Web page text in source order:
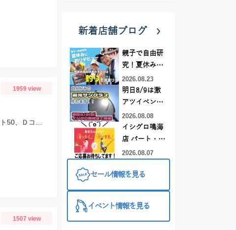
1959 view
1507 view
新着店舗ブログ
親子で自由研
究！夏休みに
釣りデビュー
2026.08.23
明日8/9は激
アツイベント
日！！！～オ
ーダー偏光グ
ラス受注会～
2026.08.08
イシグロ鳴海
店 パート・ア
ルバイトスタ
募集中！
2026.08.07
セール情報を見る
イベント情報を見る